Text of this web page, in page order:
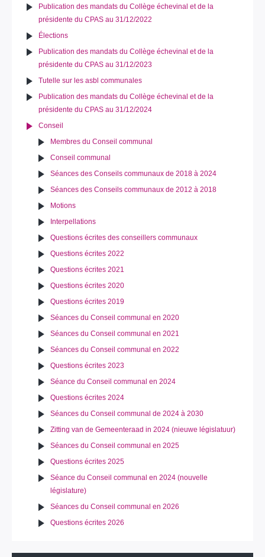
Publication des mandats du Collège échevinal et de la
présidente du CPAS au 31/12/2022
Élections
Publication des mandats du Collège échevinal et de la
présidente du CPAS au 31/12/2023
Tutelle sur les asbl communales
Publication des mandats du Collège échevinal et de la
présidente du CPAS au 31/12/2024
Conseil
Membres du Conseil communal
Conseil communal
Séances des Conseils communaux de 2018 à 2024
Séances des Conseils communaux de 2012 à 2018
Motions
Interpellations
Questions écrites des conseillers communaux
Questions écrites 2022
Questions écrites 2021
Questions écrites 2020
Questions écrites 2019
Séances du Conseil communal en 2020
Séances du Conseil communal en 2021
Séances du Conseil communal en 2022
Questions écrites 2023
Séance du Conseil communal en 2024
Questions écrites 2024
Séances du Conseil communal de 2024 à 2030
Zitting van de Gemeenteraad in 2024 (nieuwe législatuur)
Séances du Conseil communal en 2025
Questions écrites 2025
Séance du Conseil communal en 2024 (nouvelle
législature)
Séances du Conseil communal en 2026
Questions écrites 2026